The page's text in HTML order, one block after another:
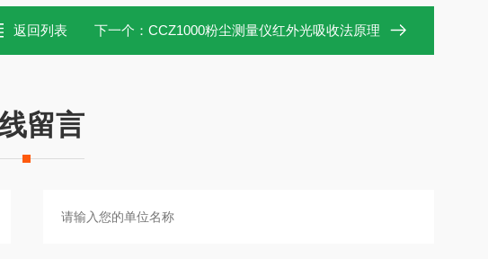
返回列表 下一个： CCZ1000粉尘测量仪红外光吸收法原理
留言